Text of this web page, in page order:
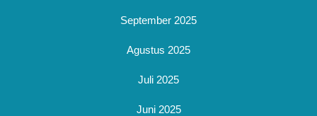
September 2025
Agustus 2025
Juli 2025
Juni 2025